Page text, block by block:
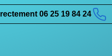
06 25 19 84 24